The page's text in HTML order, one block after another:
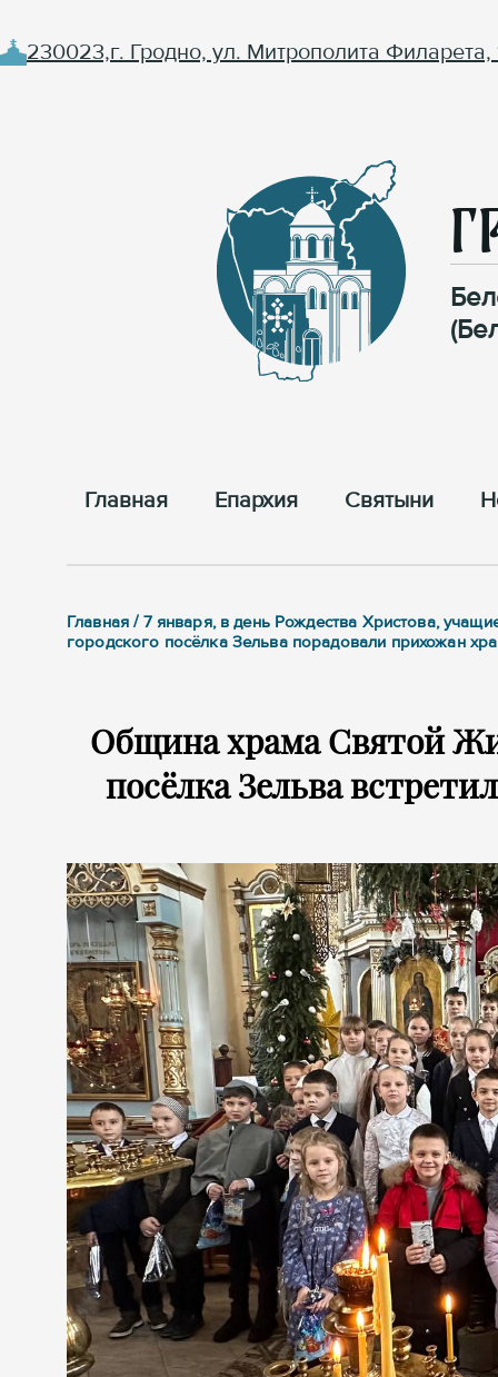
230023,г. Гродно, ул. Митрополита Филарета,
Главная Епархия Cвятыни
Главная / 7 января, в день Рождества Христова,
городского посёлка Зельва порадовали прихожан
Община храма Святой
посёлка Зельва